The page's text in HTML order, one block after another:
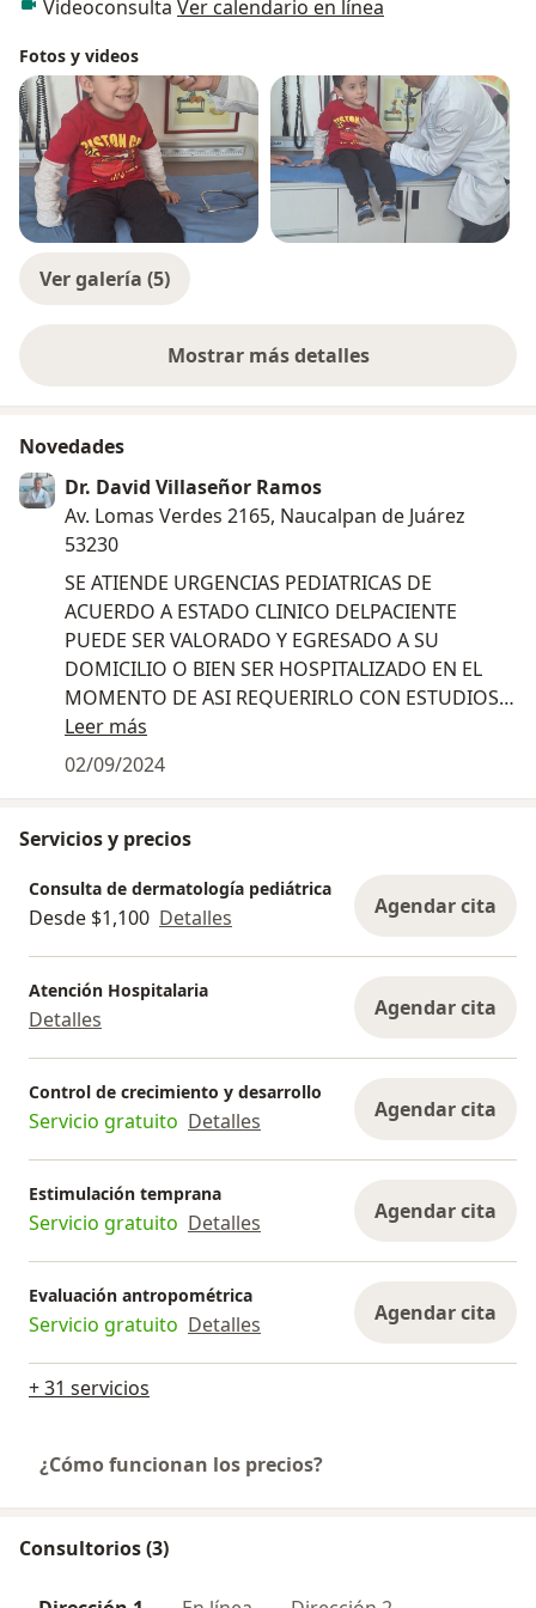
Videoconsulta Ver calendario en línea
Fotos y videos
Ver galería (5)
Mostrar más detalles
sobre la experiencia
Novedades
Dr. David Villaseñor Ramos
Av. Lomas Verdes 2165, Naucalpan de Juárez
53230
SE ATIENDE URGENCIAS PEDIATRICAS DE
ACUERDO A ESTADO CLINICO DELPACIENTE
PUEDE SER VALORADO Y EGRESADO A SU
DOMICILIO O BIEN SER HOSPITALIZADO EN EL
MOMENTO DE ASI REQUERIRLO CON ESTUDIOS
Leer más
02/09/2024
Servicios y precios
Consulta de dermatología pediátrica
Desde $1,100 Detalles Agendar cita
Atención Hospitalaria
Detalles Agendar cita
Control de crecimiento y desarrollo
Servicio gratuito Detalles Agendar cita
Estimulación temprana
Servicio gratuito Detalles Agendar cita
Evaluación antropométrica
Servicio gratuito Detalles Agendar cita
+ 31 servicios
¿Cómo funcionan los precios?
Consultorios (3)